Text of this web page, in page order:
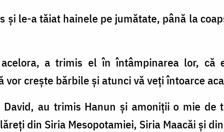
le-a tăiat hainele pe jumătate, până la
a trimis el în întâmpinarea lor, că
creşte bărbile şi atunci vă veţi întoarce
au trimis Hanun şi amoniţii o mie de
din Siria Mesopotamiei, Siria Maacăi şi